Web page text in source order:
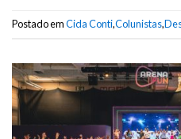
Postado emCida Conti,Colunistas,